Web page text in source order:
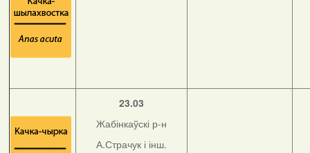
23.03
Жабінкаўскі р-н
А.Страчук і інш.